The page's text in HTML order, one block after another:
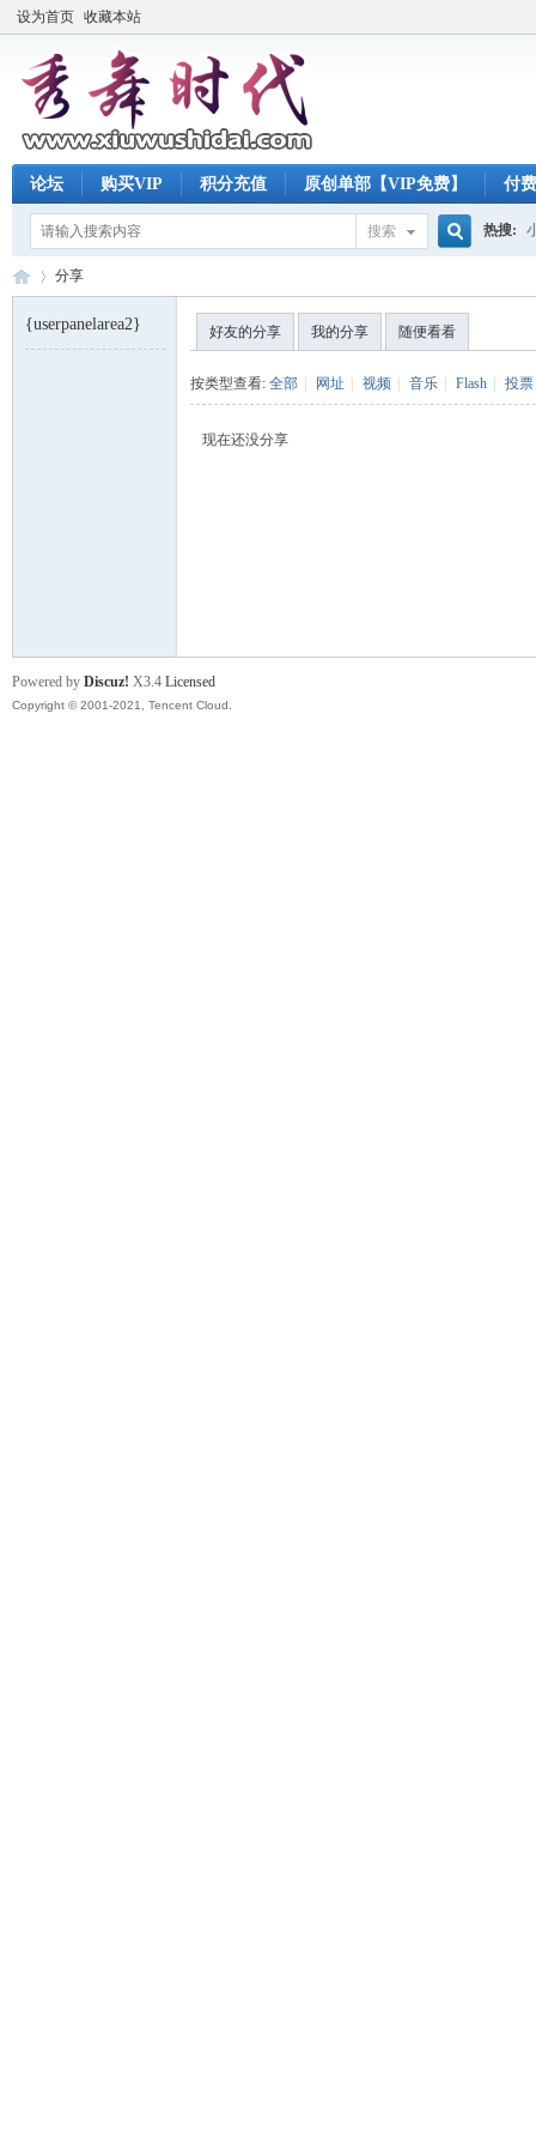
设为首页 收藏本站
论坛 购买VIP 积分充值 原创单部【VIP免费】 付
搜索 热搜:
分享
{userpanelarea2} 好友的分享 我的分享 随便看看
按类型查看: 全部 网址 视频 音乐 Flash 投票
现在还没分享
Powered by Discuz! X3.4 Licensed
Copyright © 2001-2021, Tencent Cloud.